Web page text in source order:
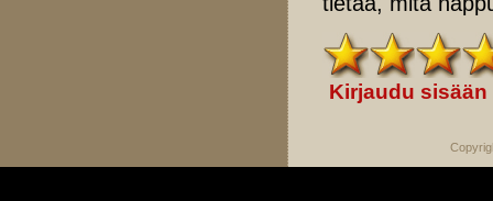
Kirjaudu sisään